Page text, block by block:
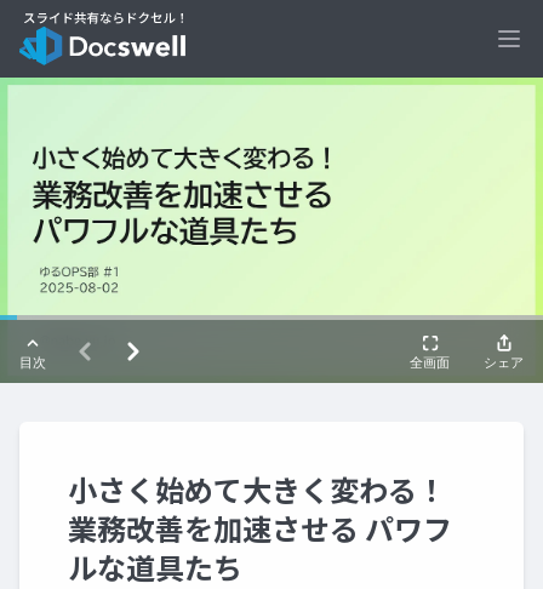
小さく始めて大きく変わる！
業務改善を加速させる パワフ
ルな道具たち